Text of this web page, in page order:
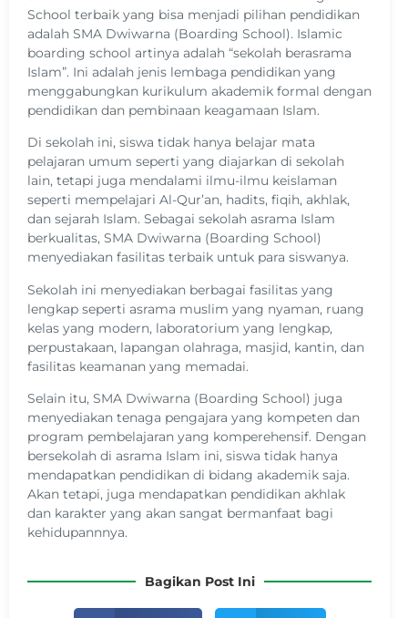
School terbaik yang bisa menjadi pilihan pendidikan
adalah SMA Dwiwarna (Boarding School). Islamic
boarding school artinya adalah “sekolah berasrama
Islam”. Ini adalah jenis lembaga pendidikan yang
menggabungkan kurikulum akademik formal dengan
pendidikan dan pembinaan keagamaan Islam.
Di sekolah ini, siswa tidak hanya belajar mata
pelajaran umum seperti yang diajarkan di sekolah
lain, tetapi juga mendalami ilmu-ilmu keislaman
seperti mempelajari Al-Qur’an, hadits, fiqih, akhlak,
dan sejarah Islam. Sebagai sekolah asrama Islam
berkualitas, SMA Dwiwarna (Boarding School)
menyediakan fasilitas terbaik untuk para siswanya.
Sekolah ini menyediakan berbagai fasilitas yang
lengkap seperti asrama muslim yang nyaman, ruang
kelas yang modern, laboratorium yang lengkap,
perpustakaan, lapangan olahraga, masjid, kantin, dan
fasilitas keamanan yang memadai.
Selain itu, SMA Dwiwarna (Boarding School) juga
menyediakan tenaga pengajara yang kompeten dan
program pembelajaran yang komperehensif. Dengan
bersekolah di asrama Islam ini, siswa tidak hanya
mendapatkan pendidikan di bidang akademik saja.
Akan tetapi, juga mendapatkan pendidikan akhlak
dan karakter yang akan sangat bermanfaat bagi
kehidupannnya.
Bagikan Post Ini